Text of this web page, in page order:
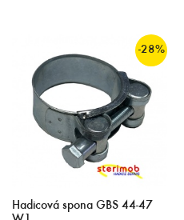
-28%
Hadicová spona GBS 44-47